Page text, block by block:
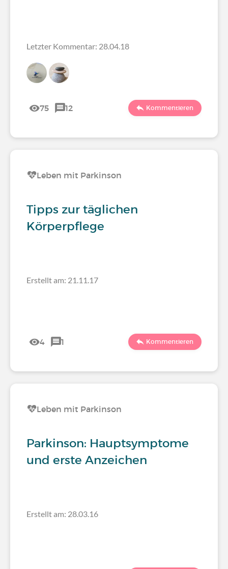
Letzter Kommentar: 28.04.18
75 12 Kommentieren
Leben mit Parkinson
Tipps zur täglichen
Körperpflege
Erstellt am: 21.11.17
4 1 Kommentieren
Leben mit Parkinson
Parkinson: Hauptsymptome
und erste Anzeichen
Erstellt am: 28.03.16